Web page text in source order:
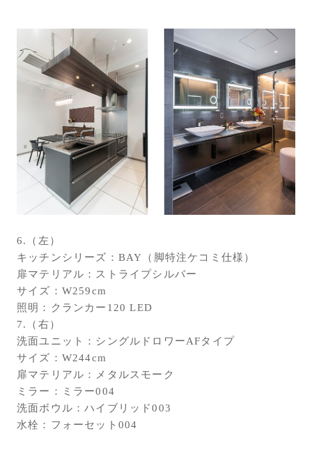
6.（左）
キッチンシリーズ：BAY（脚特注ケコミ仕様）
扉マテリアル：ストライプシルバー
サイズ：W259cm
照明：クランカー120 LED
7.（右）
洗面ユニット：シングルドロワーAFタイプ
サイズ：W244cm
扉マテリアル：メタルスモーク
ミラー：ミラー004
洗面ボウル：ハイブリッド003
水栓：フォーセット004